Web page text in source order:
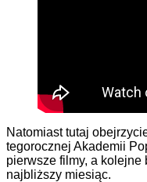
Natomiast tutaj
tegorocznej Akademii
pierwsze filmy, a
najbliższy miesiąc.